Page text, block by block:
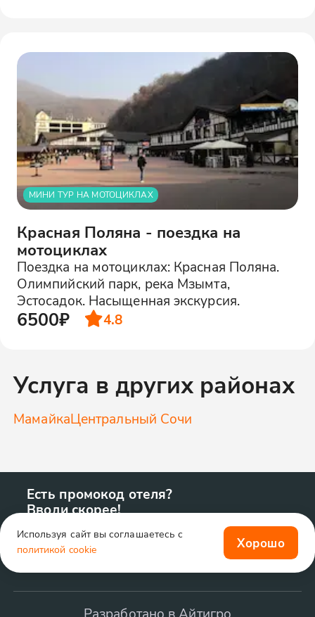
МИНИ ТУР НА МОТОЦИКЛАХ
Красная Поляна - поездка на
мотоциклах
Поездка на мотоциклах: Красная Поляна.
Олимпийский парк, река Мзымта,
Эстосадок. Насыщенная экскурсия.
6500₽ 4.8
Услуга в других районах
МамайкаЦентральный Сочи
Есть промокод отеля?
Вводи скорее!
Разработано в Айтигро
Используя сайт вы соглашаетесь с
политикой cookie
Хорошо